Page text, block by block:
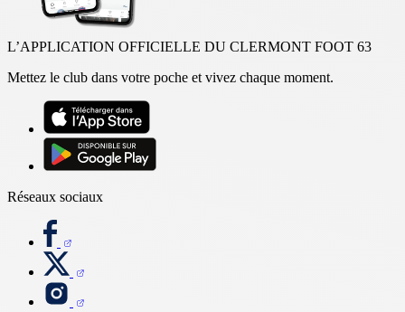
L’APPLICATION OFFICIELLE DU CLERMONT FOOT 63
Mettez le club dans votre poche et vivez chaque moment.
Réseaux sociaux